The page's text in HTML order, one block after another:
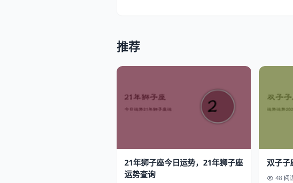
推荐
21年狮子座今日运势，21年狮子座
运势查询
双子子
48 阅